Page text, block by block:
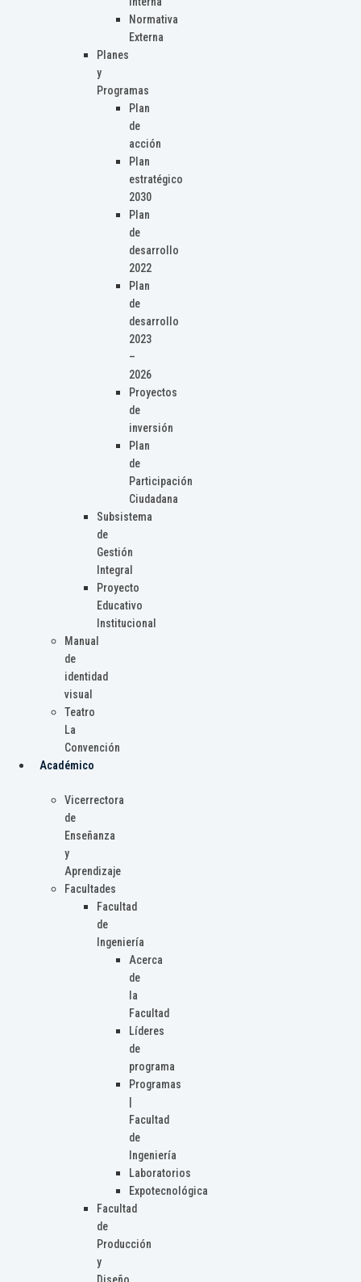
Normativa
Externa
Planes
y
Programas
Plan
de
acción
Plan
estratégico
2030
Plan
de
desarrollo
2022
Plan
de
desarrollo
2023
–
2026
Proyectos
de
inversión
Plan
de
Participación
Ciudadana
Subsistema
de
Gestión
Integral
Proyecto
Educativo
Institucional
Manual
de
identidad
visual
Teatro
La
Convención
Académico
Vicerrectora
de
Enseñanza
y
Aprendizaje
Facultades
Facultad
de
Ingeniería
Acerca
de
la
Facultad
Líderes
de
programa
Programas
Facultad
de
Ingeniería
Laboratorios
Expotecnológica
Facultad
de
Producción
y